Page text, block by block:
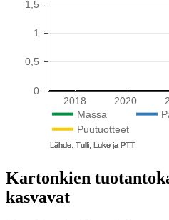
Kartonkien
kasvavat